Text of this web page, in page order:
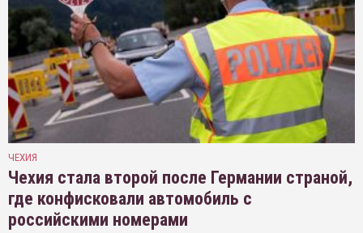
ЧЕХИЯ
Чехия стала второй после Германии страной,
где конфисковали автомобиль с
российскими номерами